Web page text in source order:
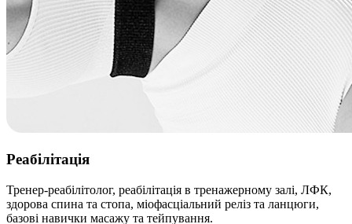
Реабілітація
Тренер-реабілітолог, реабілітація в тренажерному залі, ЛФК,
здорова спина та стопа, міофасціальний реліз та ланцюги,
базові навички масажу та тейпування.